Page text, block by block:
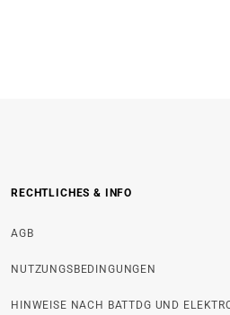
RECHTLICHES & INFO
AGB
NUTZUNGSBEDINGUNGEN
HINWEISE NACH BATTDG UND